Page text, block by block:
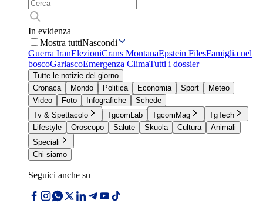
In evidenza
Mostra tuttiNascondi
Guerra IranElezioniCrans MontanaEpstein FilesFamiglia nel
boscoGarlascoEmergenza ClimaTutti i dossier
Tutte le notizie del giorno
Cronaca
Mondo Politica Economia Sport
Meteo
Video
Foto Infografiche
Schede
Tv & Spettacolo
TgcomLab TgcomMag
TgTech
Lifestyle
Oroscopo Salute Skuola Cultura
Animali
Speciali
Chi siamo
Seguici anche su